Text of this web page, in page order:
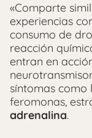
«Comparte
experiencias
consumo de
reacción
entran en
síntomas
feromonas,
adrenalina.